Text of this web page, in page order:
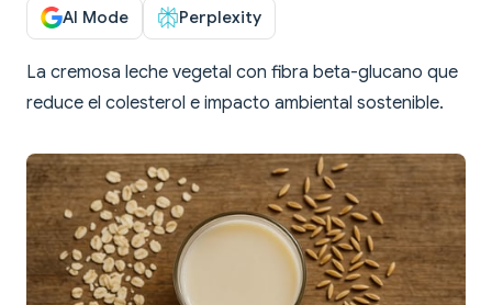
AI Mode Perplexity
La cremosa leche vegetal con fibra beta-glucano que
reduce el colesterol e impacto ambiental sostenible.